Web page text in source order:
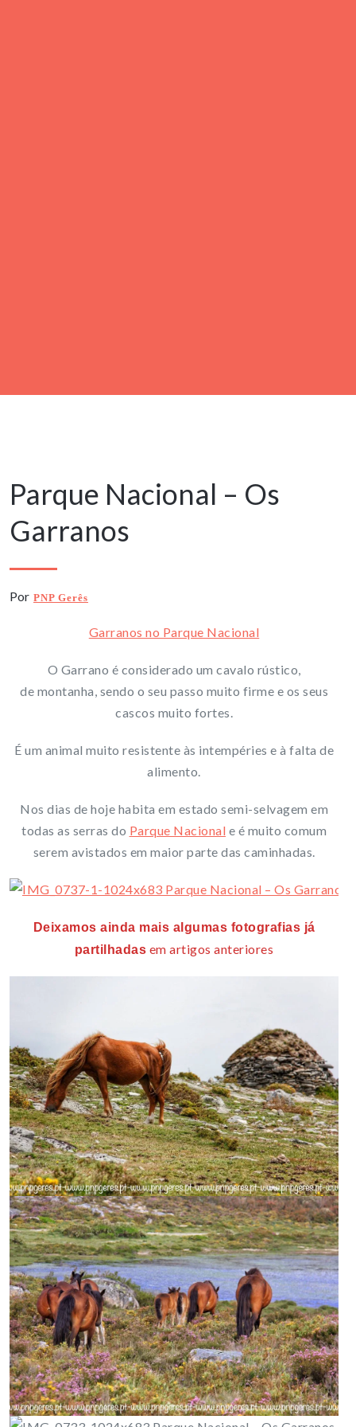
Parque Nacional – Os
Garranos
Por PNP Gerês
Garranos no Parque Nacional
O Garrano é considerado um cavalo rústico,
de montanha, sendo o seu passo muito firme e os seus
cascos muito fortes.
É um animal muito resistente às intempéries e à falta de
alimento.
Nos dias de hoje habita em estado semi-selvagem em
todas as serras do Parque Nacional e é muito comum
serem avistados em maior parte das caminhadas.
Deixamos ainda mais algumas fotografias já
partilhadas em artigos anteriores